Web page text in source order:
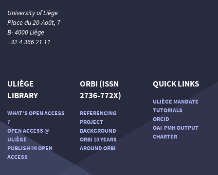
University of Liège
Place du 20-Août, 7
B- 4000 Liège
+32 4 366 21 11
ULIÈGE
LIBRARY
WHAT'S OPEN ACCESS
?
OPEN ACCESS @
ULIÈGE
PUBLISH IN OPEN
ACCESS
ORBI (ISSN
2736-772X)
REFERENCING
PROJECT
BACKGROUND
ORBI 10 YEARS
AROUND ORBI
QUICK LINKS
ULIÈGE MANDATE
TUTORIALS
ORCID
OAI-PMH OUTPUT
CHARTER